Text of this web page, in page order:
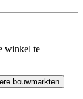
winkel te
bouwmarkten